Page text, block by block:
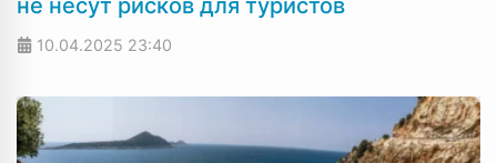
не несут рисков для туристов
10.04.2025 23:40